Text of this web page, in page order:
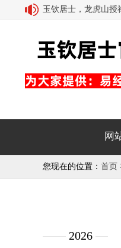
玉钦居士，龙虎山授
网
您现在的位置： 首页
2026